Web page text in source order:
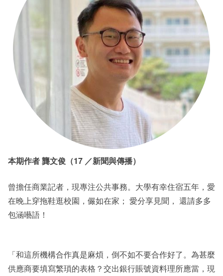
本期作者 龔文俊（17 ／新聞與傳播）
曾擔任商業記者，現專注公共事務。大學有幸住宿五年，愛
在晚上穿拖鞋逛校園，儼如在家； 愛分享見聞， 還請多多
包涵囈語！
「和這所機構合作真是麻煩，倒不如不要合作好了。為甚麼
供應商要填寫繁瑣的表格？交出銀行賬號資料理所應當，現